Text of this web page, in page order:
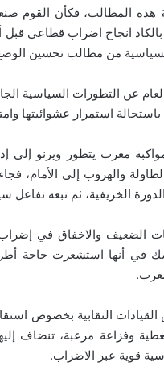
المطالب، فكأن القوم
انجاح اضراب قطاعي قبل
من مطالب تحسين
عن التطورات السياسية
استمرار عشوائيتها
مغرب يتطور ويرنو إلى
والهروب إلى الأمام،
الخريفية، ثم تبعه تفاعل
في أنها استشعرت حاجة
النقابية بخصوص
وفزاعة مرعبة، تنضاف
قوية عبر الاضراب.